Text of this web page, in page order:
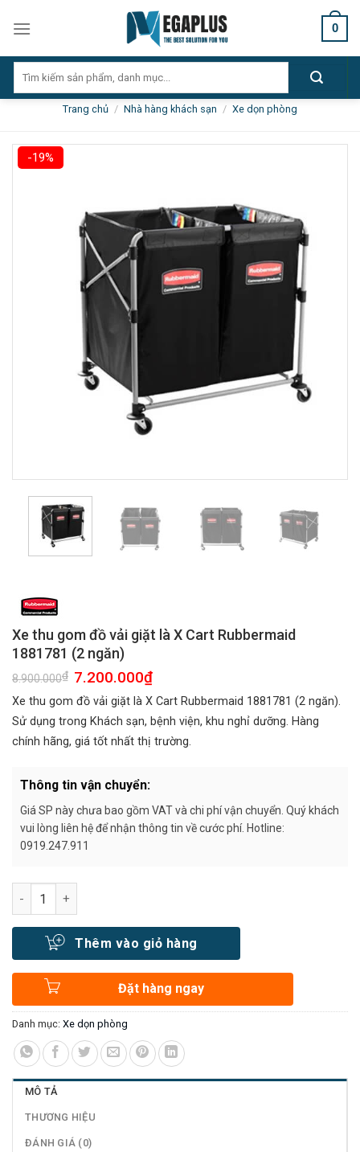
0
kiếm:
Trang chủ / Nhà hàng khách sạn / Xe dọn phòng
-19%
Xe thu gom đồ vải giặt là X Cart Rubbermaid
1881781 (2 ngăn)
8.900.000₫ Giá
gốc
là:
8.900.000₫.
7.200.000₫Giá
tại
là:
7.200.000₫.
Xe thu gom đồ vải giặt là X Cart Rubbermaid 1881781 (2 ngăn).
Sử dụng trong Khách sạn, bệnh viện, khu nghỉ dưỡng. Hàng
chính hãng, giá tốt nhất thị trường.
Thông tin vận chuyển:
Giá SP này chưa bao gồm VAT và chi phí vận chuyển. Quý khách
vui lòng liên hệ để nhận thông tin về cước phí. Hotline:
0919.247.911
Số lượng
Thêm vào giỏ hàng
Đặt hàng ngay
Danh mục: Xe dọn phòng
MÔ TẢ
THƯƠNG HIỆU
ĐÁNH GIÁ (0)